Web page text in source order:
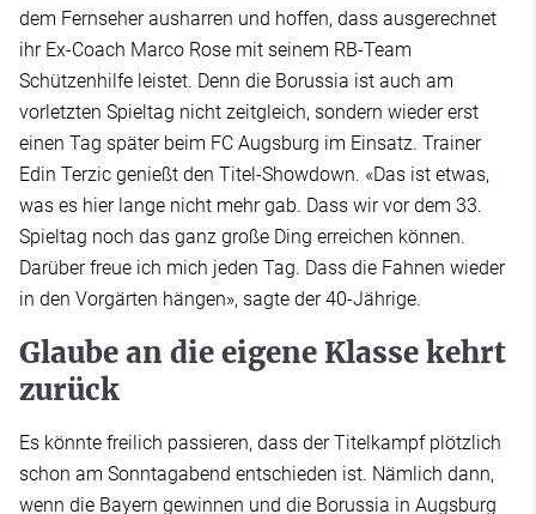
dem Fernseher ausharren und hoffen, dass ausgerechnet
ihr Ex-Coach Marco Rose mit seinem RB-Team
Schützenhilfe leistet. Denn die Borussia ist auch am
vorletzten Spieltag nicht zeitgleich, sondern wieder erst
einen Tag später beim FC Augsburg im Einsatz. Trainer
Edin Terzic genießt den Titel-Showdown. «Das ist etwas,
was es hier lange nicht mehr gab. Dass wir vor dem 33.
Spieltag noch das ganz große Ding erreichen können.
Darüber freue ich mich jeden Tag. Dass die Fahnen wieder
in den Vorgärten hängen», sagte der 40-Jährige.
Glaube an die eigene Klasse kehrt
zurück
Es könnte freilich passieren, dass der Titelkampf plötzlich
schon am Sonntagabend entschieden ist. Nämlich dann,
wenn die Bayern gewinnen und die Borussia in Augsburg